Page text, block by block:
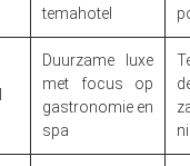
temahotel
Duurzame luxe
met focus op
gastronomie en
spa